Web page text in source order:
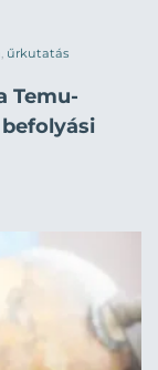
, űrkutatás
Temu-